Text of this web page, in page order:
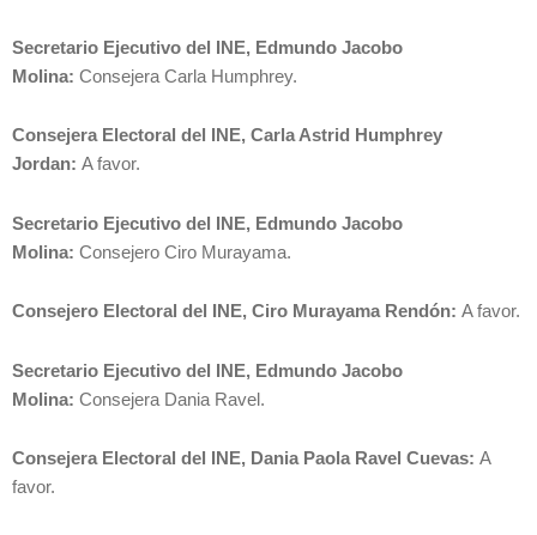
Secretario Ejecutivo del INE, Edmundo Jacobo
Molina: Consejera Carla Humphrey.
Consejera Electoral del INE, Carla Astrid Humphrey
Jordan: A favor.
Secretario Ejecutivo del INE, Edmundo Jacobo
Molina: Consejero Ciro Murayama.
Consejero Electoral del INE, Ciro Murayama Rendón: A favor.
Secretario Ejecutivo del INE, Edmundo Jacobo
Molina: Consejera Dania Ravel.
Consejera Electoral del INE, Dania Paola Ravel Cuevas: A
favor.